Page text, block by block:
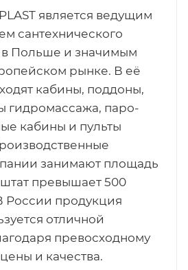
является ведущим
сантехнического
в Польше и значимым
рынке. В её
кабины, поддоны,
гидромассажа, паро-
кабины и пульты
занимают площадь
превышает 500
России продукция
отличной
превосходному
и качества.